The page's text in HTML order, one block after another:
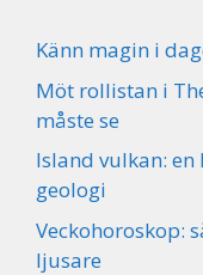
Känn magin i
Möt rollistan i
måste se
Island vulkan:
geologi
Veckohoroskop:
ljusare